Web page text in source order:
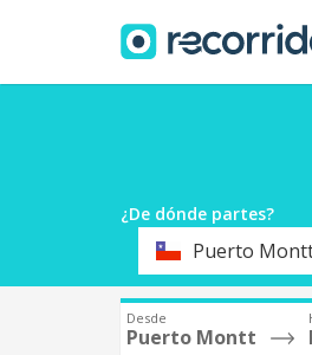
¿De dónde partes?
OrigenPuerto
Desde
Puerto Montt